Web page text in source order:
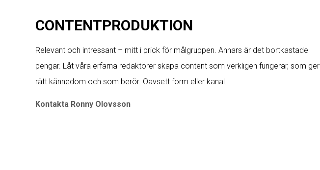
CONTENTPRODUKTION
Relevant och intressant – mitt i prick för målgruppen. Annars är det bortkastade
pengar. Låt våra erfarna redaktörer skapa content som verkligen fungerar, som ger
rätt kännedom och som berör. Oavsett form eller kanal.
Kontakta Ronny Olovsson